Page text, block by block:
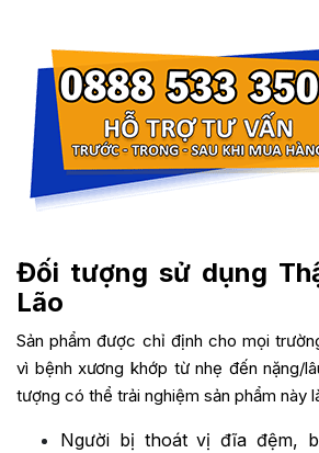
Đối tượng sử dụng
Lão
Sản phẩm được chỉ định cho mọi
vì bệnh xương khớp từ nhẹ đến nặng/
tượng có thể trải nghiệm sản phẩm này
Người bị thoát vị đĩa đệm,